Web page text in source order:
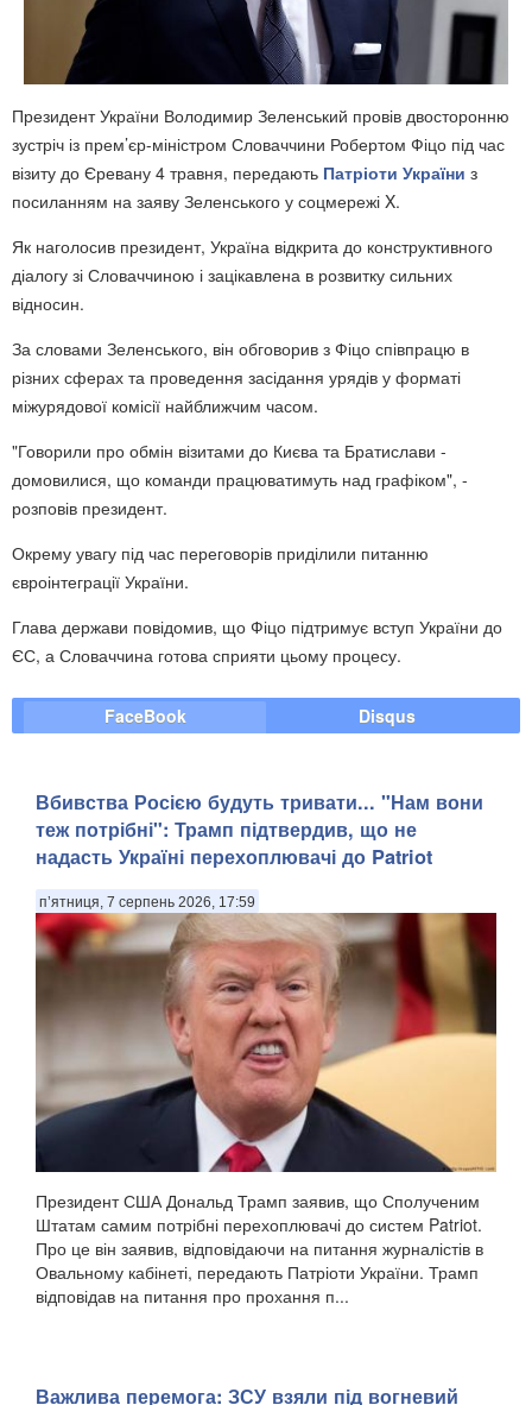
Президент України Володимир Зеленський провів двосторонню
зустріч із прем’єр-міністром Словаччини Робертом Фіцо під час
візиту до Єревану 4 травня, передають Патріоти України з
посиланням на заяву Зеленського у соцмережі X.
Як наголосив президент, Україна відкрита до конструктивного
діалогу зі Словаччиною і зацікавлена в розвитку сильних
відносин.
За словами Зеленського, він обговорив з Фіцо співпрацю в
різних сферах та проведення засідання урядів у форматі
міжурядової комісії найближчим часом.
"Говорили про обмін візитами до Києва та Братислави -
домовилися, що команди працюватимуть над графіком", -
розповів президент.
Окрему увагу під час переговорів приділили питанню
євроінтеграції України.
Глава держави повідомив, що Фіцо підтримує вступ України до
ЄС, а Словаччина готова сприяти цьому процесу.
FaceBook Disqus
Вбивства Росією будуть тривати... "Нам вони
теж потрібні": Трамп підтвердив, що не
надасть Україні перехоплювачі до Patriot
п’ятниця, 7 серпень 2026, 17:59
Президент США Дональд Трамп заявив, що Сполученим
Штатам самим потрібні перехоплювачі до систем Patriot.
Про це він заявив, відповідаючи на питання журналістів в
Овальному кабінеті, передають Патріоти України. Трамп
відповідав на питання про прохання п...
Важлива перемога: ЗСУ взяли під вогневий